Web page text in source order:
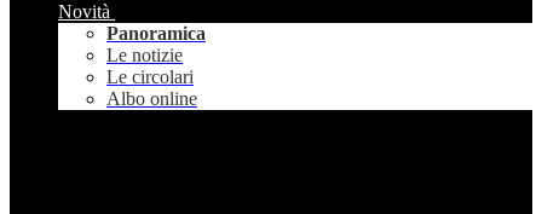
Novità
Panoramica
Le notizie
Le circolari
Albo online